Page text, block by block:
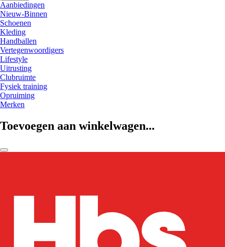
Aanbiedingen
Nieuw-Binnen
Schoenen
Kleding
Handballen
Vertegenwoordigers
Lifestyle
Uitrusting
Clubruimte
Fysiek training
Opruiming
Merken
Toevoegen aan winkelwagen...